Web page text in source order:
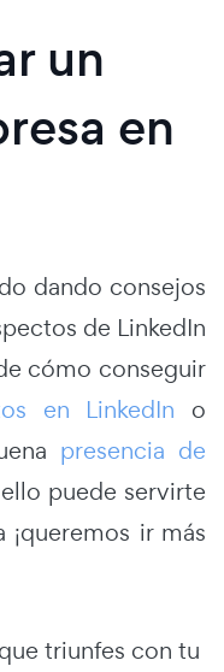
un
en
dando consejos
de LinkedIn
cómo conseguir
en LinkedIn o
presencia de
puede servirte
ir más
triunfes con tu